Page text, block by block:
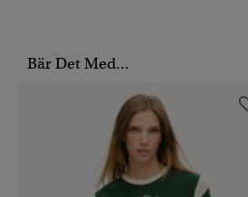
Bär Det Med...